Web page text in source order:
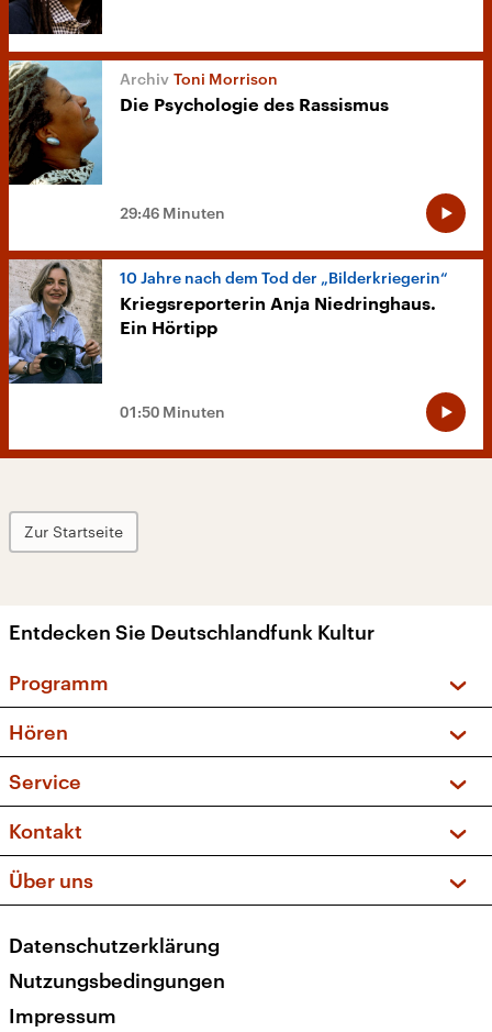
Toni Morrison
Die Psychologie des Rassismus
29:46 Minuten
10 Jahre nach dem Tod der „Bilderkriegerin“
Kriegsreporterin Anja Niedringhaus.
Ein Hörtipp
01:50 Minuten
Zur Startseite
Entdecken Sie Deutschlandfunk Kultur
Programm
Sendungen und Podcasts
Musikliste
Kakadu – Das Kinderprogramm
Hören
Frequenzen (UKW + DAB+)
Service
FAQ
Apps
Newsletter
Kontakt
Social Media
Über uns
Presse
Karriere
Transparenz
Datenschutzerklärung
Nutzungsbedingungen
Impressum